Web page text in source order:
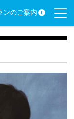
ンのご案内